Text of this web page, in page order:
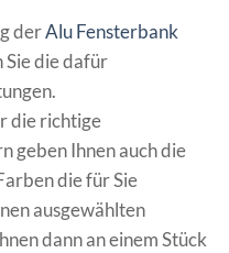
derAlu Fensterbank
Sie die dafür
die richtige
geben Ihnen auch die
die für Sie
ausgewählten
dann an einem Stück